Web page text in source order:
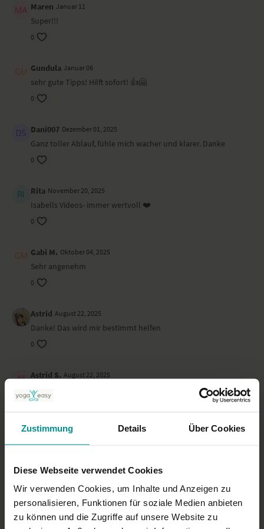
Zustimmung Details Über Cookies
Diese Webseite verwendet Cookies
Wir verwenden Cookies, um Inhalte und Anzeigen zu
personalisieren, Funktionen für soziale Medien anbieten
zu können und die Zugriffe auf unsere Website zu
Maren Januar 11
Super!!!
0
Gundula Januar 06
sehr gute Tipps! Hilft sofort! 👍🤗
0
Dani007 Dezember 01, 2025
Ganz toller Ablauf, fühle mich wacher und klarer. Danke
0
Rita November 20, 2025
Isabells Videos- immer wertvoll ❤️
0
Gabi M. Oktober 04, 2025
Sehr angenehm
0
Astrid August 22, 2025
Danke! Das wird mir bestimmt helfen
0
Astrid S. August 22, 2025
sehr hilfreich
Juni 08, 2025
0
New U. Mai 18, 2025
Wirkt ein kleines Wunder